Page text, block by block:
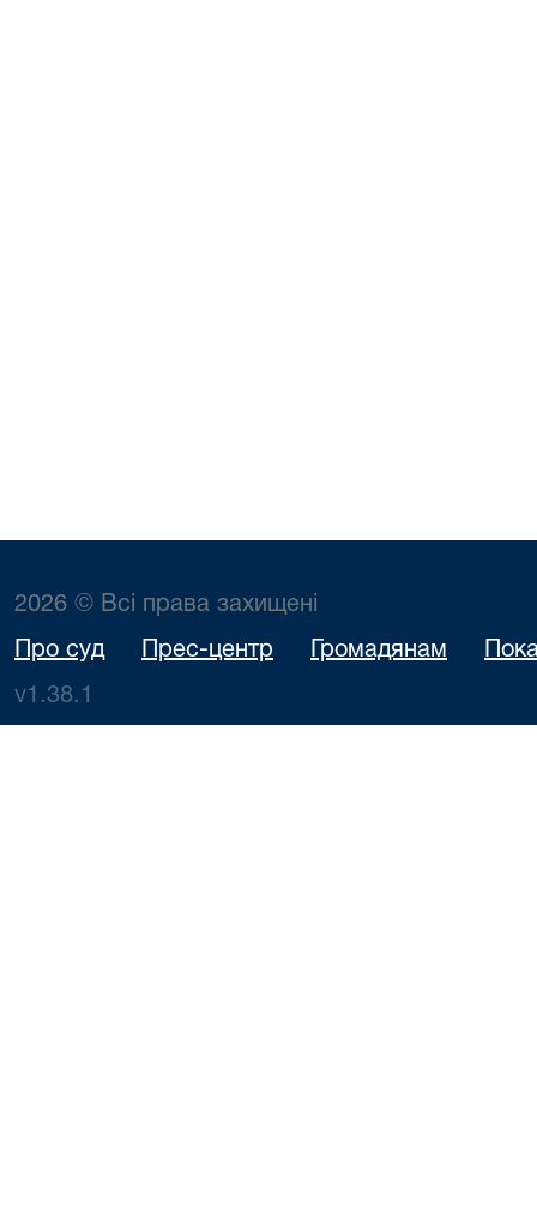
2026 © Всі права захищені
Про суд Прес-центр Громадянам
v1.38.1